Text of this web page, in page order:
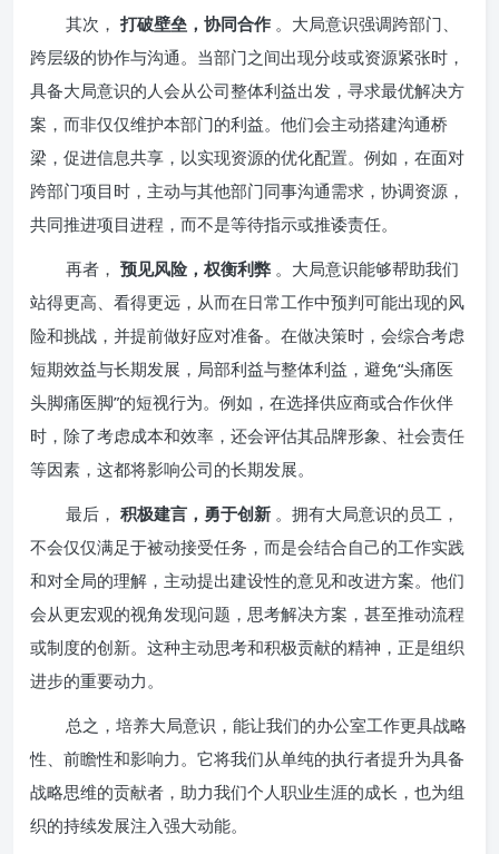
其次， 打破壁垒，协同合作 。大局意识强调跨部门、
跨层级的协作与沟通。当部门之间出现分歧或资源紧张时，
具备大局意识的人会从公司整体利益出发，寻求最优解决方
案，而非仅仅维护本部门的利益。他们会主动搭建沟通桥
梁，促进信息共享，以实现资源的优化配置。例如，在面对
跨部门项目时，主动与其他部门同事沟通需求，协调资源，
共同推进项目进程，而不是等待指示或推诿责任。
再者， 预见风险，权衡利弊 。大局意识能够帮助我们
站得更高、看得更远，从而在日常工作中预判可能出现的风
险和挑战，并提前做好应对准备。在做决策时，会综合考虑
短期效益与长期发展，局部利益与整体利益，避免“头痛医
头脚痛医脚”的短视行为。例如，在选择供应商或合作伙伴
时，除了考虑成本和效率，还会评估其品牌形象、社会责任
等因素，这都将影响公司的长期发展。
最后， 积极建言，勇于创新 。拥有大局意识的员工，
不会仅仅满足于被动接受任务，而是会结合自己的工作实践
和对全局的理解，主动提出建设性的意见和改进方案。他们
会从更宏观的视角发现问题，思考解决方案，甚至推动流程
或制度的创新。这种主动思考和积极贡献的精神，正是组织
进步的重要动力。
总之，培养大局意识，能让我们的办公室工作更具战略
性、前瞻性和影响力。它将我们从单纯的执行者提升为具备
战略思维的贡献者，助力我们个人职业生涯的成长，也为组
织的持续发展注入强大动能。